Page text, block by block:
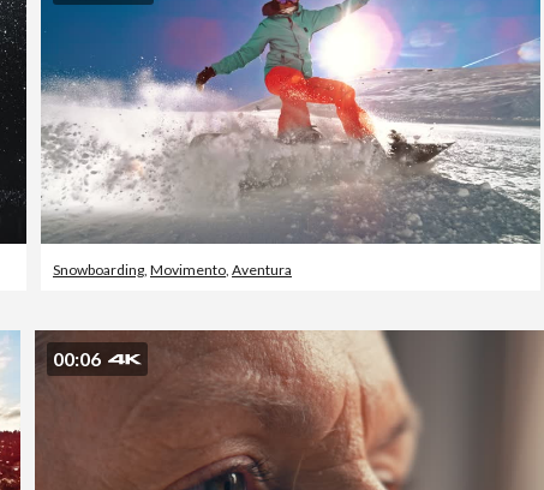
Snowboarding, Movimento, Aventura
00:06